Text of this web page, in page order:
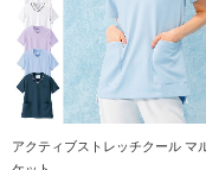
アクティブストレッチクール マ